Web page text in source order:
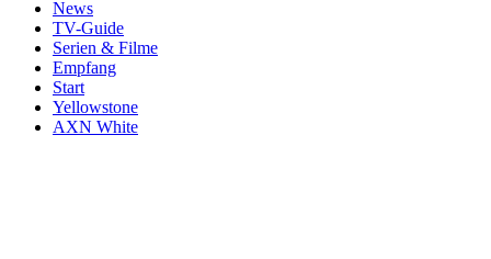
News
TV-Guide
Serien & Filme
Empfang
Start
Yellowstone
AXN White